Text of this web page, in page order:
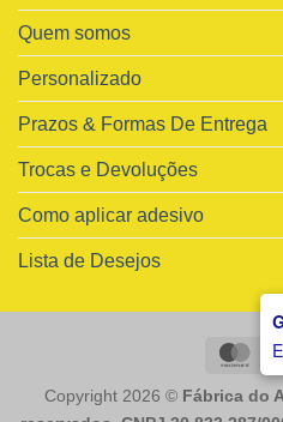
Quem somos
Personalizado
Prazos & Formas De Entrega
Trocas e Devoluções
Como aplicar adesivo
Lista de Desejos
Copyright 2026 © Fábrica do